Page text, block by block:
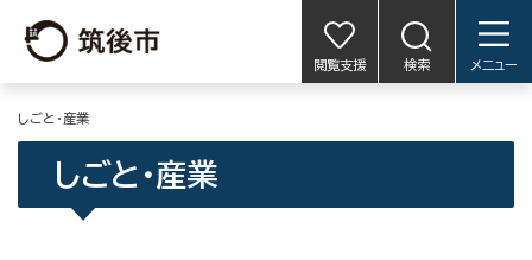
閲覧支援 検索 メニュー
しごと・産業
しごと・産業